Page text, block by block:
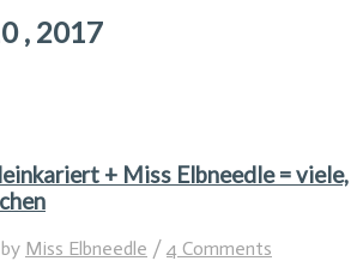
, 2017
+ Miss Elbneedle = viele,
by Miss Elbneedle / 4 Comments